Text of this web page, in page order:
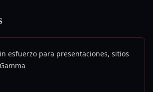
esfuerzo para presentaciones, sitios